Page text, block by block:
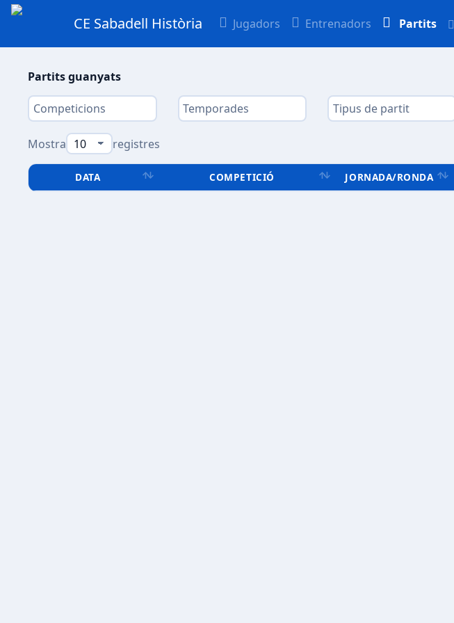
CE Sabadell Història Jugadors Entrenadors Partits
Partits guanyats
Mostra registres
DATA COMPETICIÓ JORNADA/RONDA